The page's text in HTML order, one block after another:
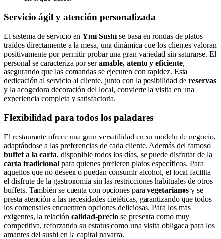
Servicio ágil y atención personalizada
El sistema de servicio en Ymi Sushi se basa en rondas de platos
traídos directamente a la mesa, una dinámica que los clientes valoran
positivamente por permitir probar una gran variedad sin saturarse. El
personal se caracteriza por seramable, atento y eficiente,
asegurando que las comandas se ejecuten con rapidez. Esta
dedicación al servicio al cliente, junto con la posibilidad de reservas
y la acogedora decoración del local, convierte la visita en una
experiencia completa y satisfactoria.
Flexibilidad para todos los paladares
El restaurante ofrece una gran versatilidad en su modelo de negocio,
adaptándose a las preferencias de cada cliente. Además del famoso
buffet a la carta, disponible todos los días, se puede disfrutar de la
carta tradicional para quienes prefieren platos específicos. Para
aquellos que no deseen o puedan consumir alcohol, el local facilita
el disfrute de la gastronomía sin las restricciones habituales de otros
buffets. También se cuenta con opciones para vegetarianos y se
presta atención a las necesidades dietéticas, garantizando que todos
los comensales encuentren opciones deliciosas. Para los más
exigentes, la relación calidad-precio se presenta como muy
competitiva, reforzando su estatus como una visita obligada para los
amantes del sushi en la capital navarra.